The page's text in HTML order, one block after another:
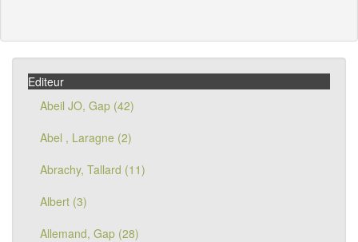
Editeur
Abeil JO, Gap (42)
Abel , Laragne (2)
Abrachy, Tallard (11)
Albert (3)
Allemand, Gap (28)